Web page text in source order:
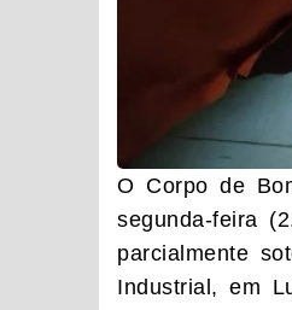
O Corpo de
segunda-feira
parcialmente
Industrial, em